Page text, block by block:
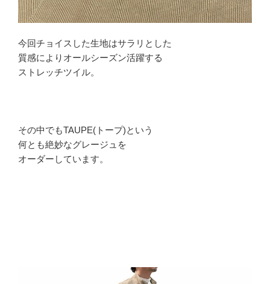
今回チョイスした生地はサラリとした
質感によりオールシーズン活躍する
ストレッチツイル。
その中でもTAUPE(トープ)という
何とも絶妙なグレージュを
オーダーしています。